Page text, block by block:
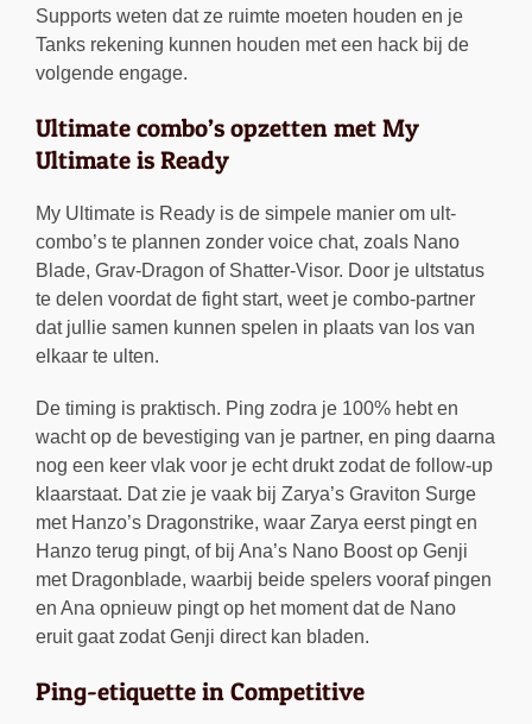
Supports weten dat ze ruimte moeten houden en je
Tanks rekening kunnen houden met een hack bij de
volgende engage.
Ultimate combo’s opzetten met My
Ultimate is Ready
My Ultimate is Ready is de simpele manier om ult-
combo’s te plannen zonder voice chat, zoals Nano
Blade, Grav-Dragon of Shatter-Visor. Door je ultstatus
te delen voordat de fight start, weet je combo-partner
dat jullie samen kunnen spelen in plaats van los van
elkaar te ulten.
De timing is praktisch. Ping zodra je 100% hebt en
wacht op de bevestiging van je partner, en ping daarna
nog een keer vlak voor je echt drukt zodat de follow-up
klaarstaat. Dat zie je vaak bij Zarya’s Graviton Surge
met Hanzo’s Dragonstrike, waar Zarya eerst pingt en
Hanzo terug pingt, of bij Ana’s Nano Boost op Genji
met Dragonblade, waarbij beide spelers vooraf pingen
en Ana opnieuw pingt op het moment dat de Nano
eruit gaat zodat Genji direct kan bladen.
Ping-etiquette in Competitive